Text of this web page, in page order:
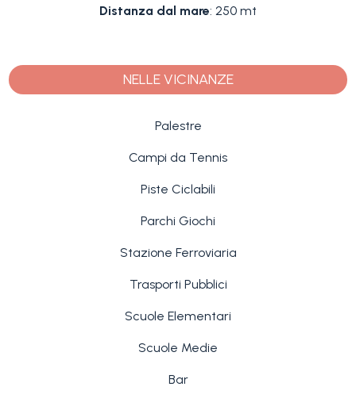
Distanza dal mare: 250 mt
NELLE VICINANZE
Palestre
Campi da Tennis
Piste Ciclabili
Parchi Giochi
Stazione Ferroviaria
Trasporti Pubblici
Scuole Elementari
Scuole Medie
Bar